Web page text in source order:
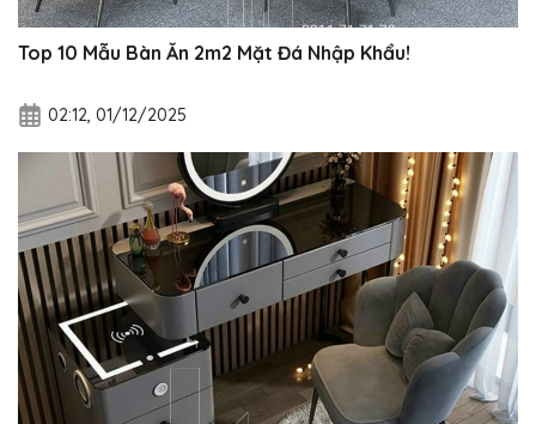
Top 10 Mẫu Bàn Ăn 2m2 Mặt Đá Nhập Khẩu!
02:12, 01/12/2025